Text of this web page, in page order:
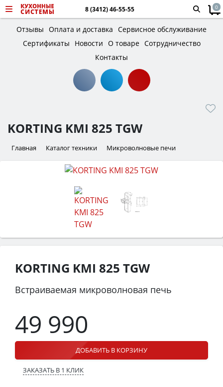
8 (3412) 46-55-55 0
Отзывы Оплата и доставка Сервисное обслуживание
Сертификаты
Новости О товаре Сотрудничество
Контакты
KORTING KMI 825 TGW
Главная Каталог техники Микроволновые печи
KORTING KMI 825 TGW
Встраиваемая микроволновая печь
49 990
ДОБАВИТЬ В КОРЗИНУ
ЗАКАЗАТЬ В 1 КЛИК